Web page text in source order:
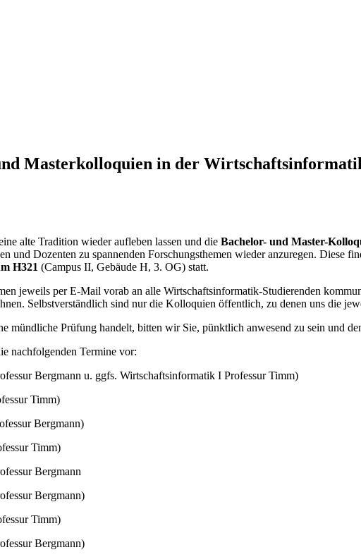
Masterkolloquien in der
alte Tradition wieder aufleben lassen und die Bachelor- und Master-
und Dozenten zu spannenden Forschungsthemen wieder anzuregen. Diese
H321 (Campus II, Gebäude H, 3. OG) statt.
jeweils per E-Mail vorab an alle Wirtschaftsinformatik-Studierenden
Selbstverständlich sind nur die Kolloquien öffentlich, zu denen uns die
mündliche Prüfung handelt, bitten wir Sie, pünktlich anwesend zu sein und
nachfolgenden Termine vor:
Bergmann u. ggfs. Wirtschaftsinformatik I Professur Timm)
Timm)
Bergmann)
Timm)
Bergmann
Bergmann)
Timm)
Bergmann)